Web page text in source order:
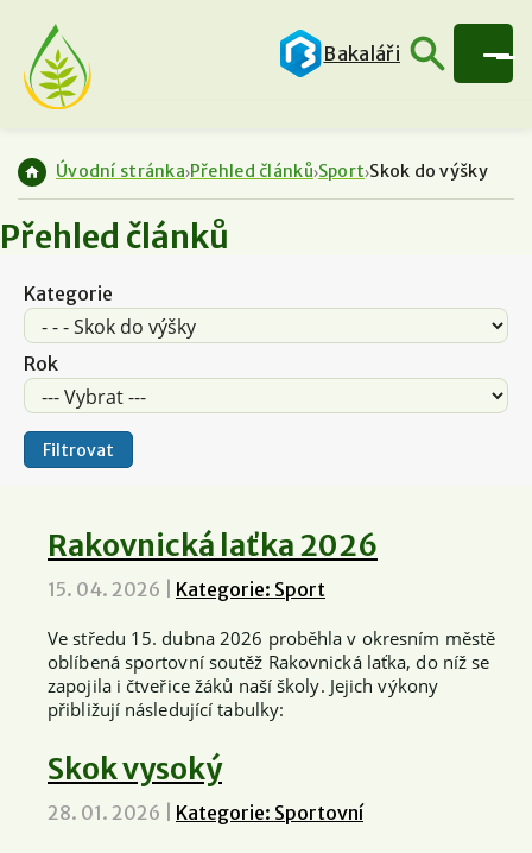
Bakaláři
Úvodní stránka Přehled článků Sport Skok do výšky
Přehled článků
Kategorie
Rok
Rakovnická laťka 2026
15. 04. 2026 Kategorie: Sport
Ve středu 15. dubna 2026 proběhla v okresním městě
oblíbená sportovní soutěž Rakovnická laťka, do níž se
zapojila i čtveřice žáků naší školy. Jejich výkony
přibližují následující tabulky:
Skok vysoký
28. 01. 2026 Kategorie: Sportovní